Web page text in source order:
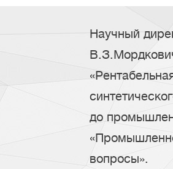
Научный
до
вопросы».